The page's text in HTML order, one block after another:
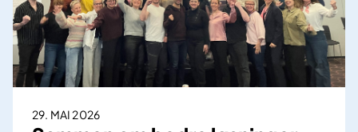
r
e
t
æ
r
29. MAI 2026